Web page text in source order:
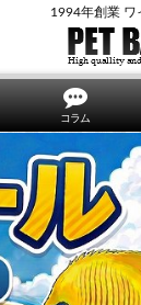
1994年創業 ワ
コラム